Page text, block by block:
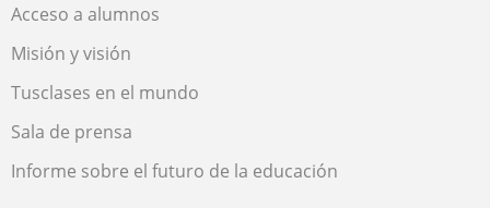
Acceso a alumnos
Misión y visión
Tusclases en el mundo
Sala de prensa
Informe sobre el futuro de la educación